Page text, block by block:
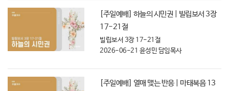
[주일예배] 하늘의 시민권 | 빌립보서 3장
17-21절
빌립보서 3장 17-21절
2026-06-21 윤성민 담임목사
[주일예배] 열매 맺는 반응 | 마태복음 13